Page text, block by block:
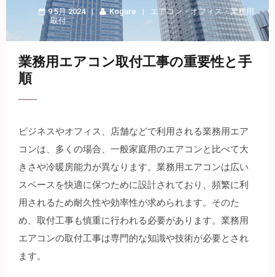
9 5月 2024 Kogure エアコン・オフィス・業務用
取付
業務用エアコン取付工事の重要性と手
順
ビジネスやオフィス、店舗などで利用される業務用エア
コンは、多くの場合、一般家庭用のエアコンと比べて大
きさや冷暖房能力が異なります。 業務用エアコンは広い
スペースを快適に保つために設計されており、頻繁に利
用されるため耐久性や効率性が求められます。そのた
め、取付工事も慎重に行われる必要があります。業務用
エアコンの取付工事は専門的な知識や技術が必要とされ
ます。